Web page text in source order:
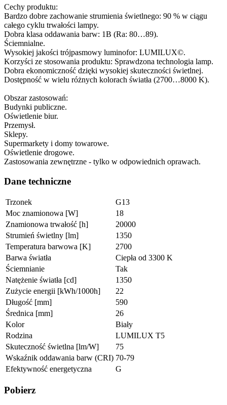
Cechy produktu:
Bardzo dobre zachowanie strumienia świetlnego: 90 % w ciągu
całego cyklu trwałości lampy.
Dobra klasa oddawania barw: 1B (Ra: 80…89).
Ściemnialne.
Wysokiej jakości trójpasmowy luminofor: LUMILUX©.
Korzyści ze stosowania produktu: Sprawdzona technologia lamp.
Dobra ekonomiczność dzięki wysokiej skuteczności świetlnej.
Dostępność w wielu różnych kolorach światła (2700…8000 K).
Obszar zastosowań:
Budynki publiczne.
Oświetlenie biur.
Przemysł.
Sklepy.
Supermarkety i domy towarowe.
Oświetlenie drogowe.
Zastosowania zewnętrzne - tylko w odpowiednich oprawach.
Dane techniczne
Trzonek
G13
Moc znamionowa [W]
18
Znamionowa trwałość [h]
20000
Strumień świetlny [lm]
1350
Temperatura barwowa [K]
2700
Barwa światła
Ciepła od 3300 K
Ściemnianie
Tak
Natężenie światła [cd]
1350
Zużycie energii [kWh/1000h]
22
Długość [mm]
590
Średnica [mm]
26
Kolor
Biały
Rodzina
LUMILUX T5
Skuteczność świetlna [lm/W]
75
Wskaźnik oddawania barw (CRI) 70-79
Efektywność energetyczna
G
Pobierz